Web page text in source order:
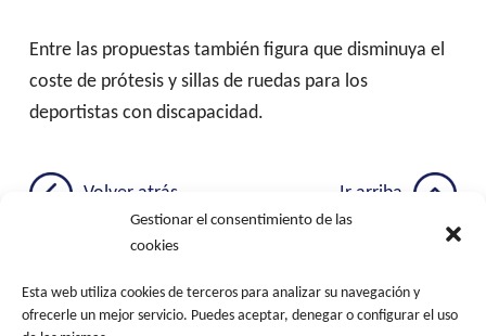
Gestionar el consentimiento de las
cookies
Esta web utiliza cookies de terceros para analizar su navegación y
ofrecerle un mejor servicio. Puedes aceptar, denegar o configurar el uso
Entre las propuestas también figura que disminuya el
coste de prótesis y sillas de ruedas para los
deportistas con discapacidad.
Volver atrás Ir arriba
Navegación de entradas